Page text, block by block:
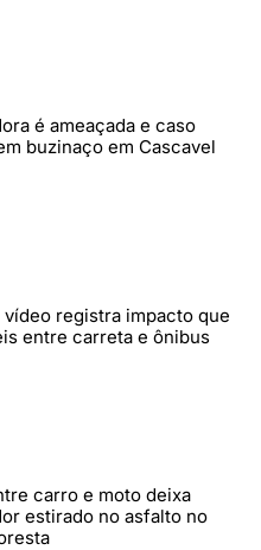
é ameaçada e caso
buzinaço em Cascavel
vídeo registra impacto que
entre carreta e ônibus
carro e moto deixa
estirado no asfalto no